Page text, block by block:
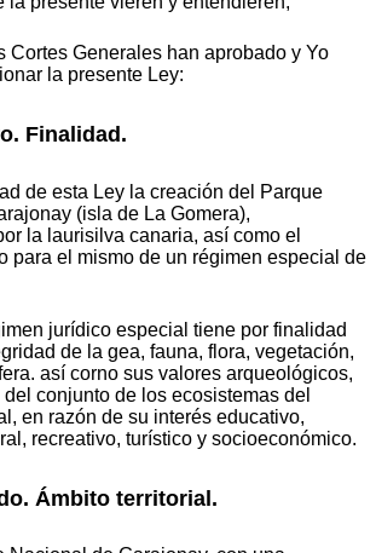
Cortes Generales han aprobado y Yo
la presente Ley:
Finalidad.
de esta Ley la creación del Parque
(isla de La Gomera),
la laurisilva canaria, así como el
para el mismo de un régimen especial de
jurídico especial tiene por finalidad
de la gea, fauna, flora, vegetación,
así corno sus valores arqueológicos,
conjunto de los ecosistemas del
en razón de su interés educativo,
recreativo, turístico y socioeconómico.
Ámbito territorial.